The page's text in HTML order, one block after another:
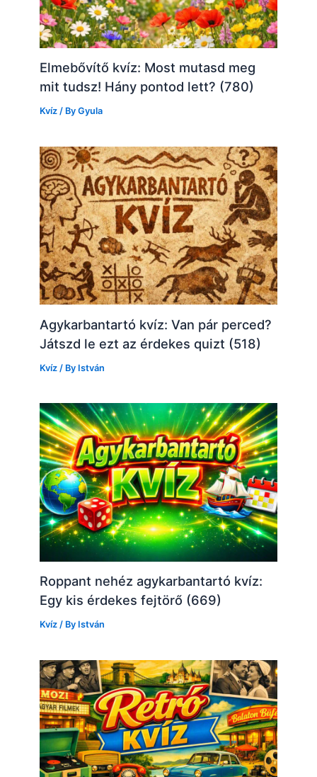
Elmebővítő kvíz: Most mutasd meg
mit tudsz! Hány pontod lett? (780)
Kvíz / ByGyula
Agykarbantartó kvíz: Van pár perced?
Játszd le ezt az érdekes quizt (518)
Kvíz / By István
Roppant nehéz agykarbantartó kvíz:
Egy kis érdekes fejtörő (669)
Kvíz / By István